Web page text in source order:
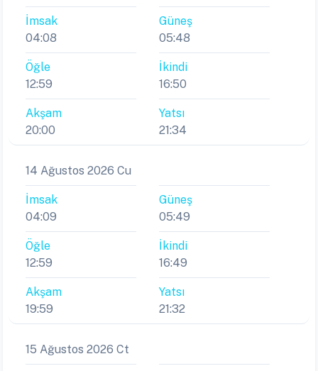
İmsak
04:08
Güneş
05:48
Öğle
12:59
İkindi
16:50
Akşam
20:00
Yatsı
21:34
14 Ağustos 2026 Cu
İmsak
04:09
Güneş
05:49
Öğle
12:59
İkindi
16:49
Akşam
19:59
Yatsı
21:32
15 Ağustos 2026 Ct